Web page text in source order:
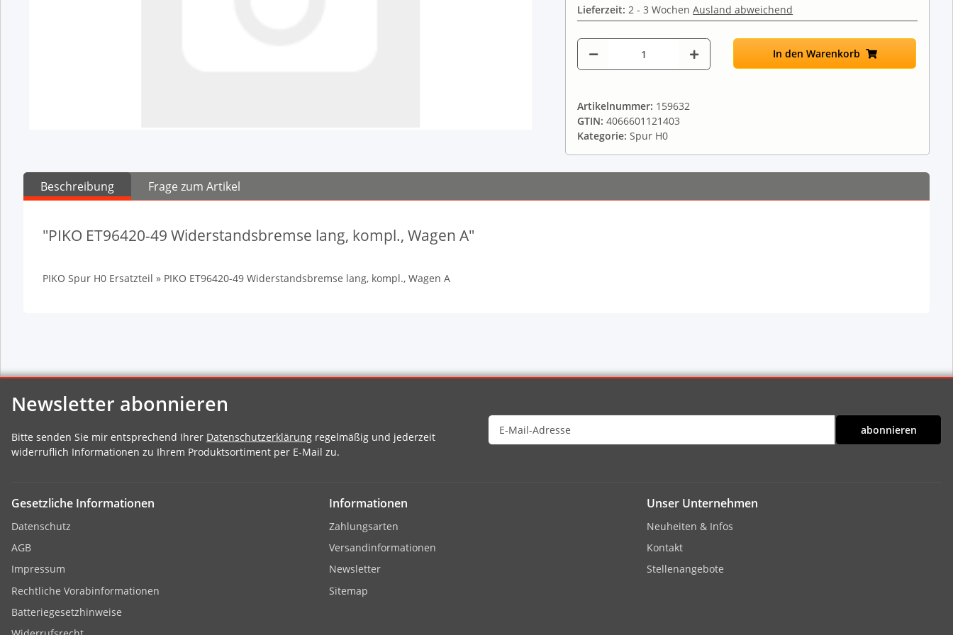
Lieferzeit:2 - 3 WochenAusland abweichend
In den Warenkorb
Artikelnummer: 159632
GTIN: 4066601121403
Kategorie:Spur H0
Beschreibung Frage zum Artikel
"PIKO ET96420-49 Widerstandsbremse lang, kompl., Wagen A"
PIKO Spur H0 Ersatzteil » PIKO ET96420-49 Widerstandsbremse lang, kompl., Wagen A
Newsletter abonnieren
Bitte senden Sie mir entsprechend Ihrer Datenschutzerklärung regelmäßig und jederzeit
widerruflich Informationen zu Ihrem Produktsortiment per E-Mail zu.
abonnieren
Gesetzliche Informationen
Datenschutz
AGB
Impressum
Rechtliche Vorabinformationen
Batteriegesetzhinweise
Informationen
Zahlungsarten
Versandinformationen
Newsletter
Sitemap
Unser Unternehmen
Neuheiten & Infos
Kontakt
Stellenangebote